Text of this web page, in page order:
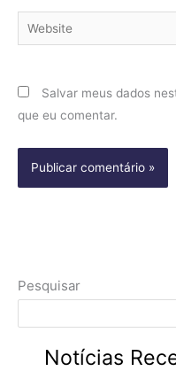
Website
Salvar meus dados
que eu comentar.
Pesquisar
Notícias